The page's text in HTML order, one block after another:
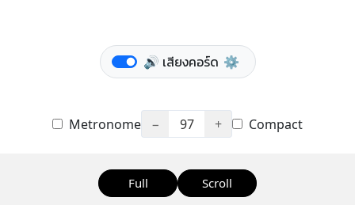
🔊 เสียงคอร์ด ⚙️
Metronome − 97 + Compact
Full Scroll